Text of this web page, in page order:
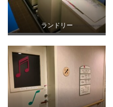
ランドリー